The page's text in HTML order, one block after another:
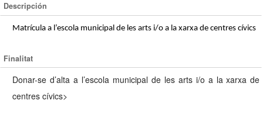
Descripción
Matrícula a l’escola municipal de les arts i/o a la xarxa de centres cívics
Finalitat
Donar-se d’alta a l’escola municipal de les arts i/o a la xarxa de
centres cívics>